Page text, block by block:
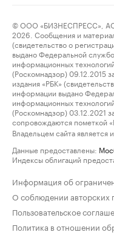
© ООО «БИЗНЕСПРЕСС»,
2026. Сообщения и
(свидетельство о
выдано Федеральной
информационных
(Роскомнадзор) 09.12.2015
издания «РБК»
информации выдано
информационных
(Роскомнадзор)
сопровождаются пометкой
Владельцем сайта является
Данные предоставлены:
Индексы облигаций
Информация об
О соблюдении авторских
Пользовательское
Политика в отношении